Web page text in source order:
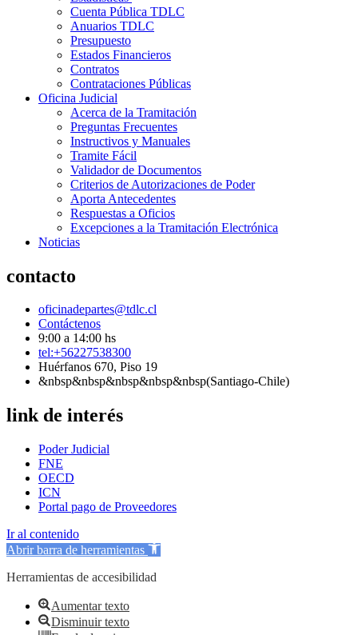
Cuenta Pública TDLC
Anuarios TDLC
Presupuesto
Estados Financieros
Contratos
Contrataciones Públicas
Oficina Judicial
Acerca de la Tramitación
Preguntas Frecuentes
Instructivos y Manuales
Tramite Fácil
Validador de Documentos
Criterios de Autorizaciones de Poder
Aporta Antecedentes
Respuestas a Oficios
Excepciones a la Tramitación Electrónica
Noticias
contacto
oficinadepartes@tdlc.cl
Contáctenos
9:00 a 14:00 hs
tel:+56227538300
Huérfanos 670, Piso 19
&nbsp&nbsp&nbsp&nbsp&nbsp(Santiago-Chile)
link de interés
Poder Judicial
FNE
OECD
ICN
Portal pago de Proveedores
Ir al contenido
Abrir barra de herramientas
Herramientas de accesibilidad
Aumentar texto
Disminuir texto